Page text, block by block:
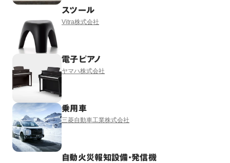
スツール
Vitra株式会社
電子ピアノ
ヤマハ株式会社
乗用車
三菱自動車工業株式会社
自動火災報知設備・発信機